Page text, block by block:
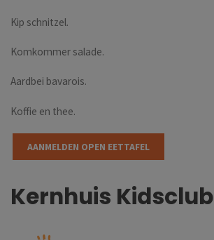
Kip schnitzel.
Komkommer salade.
Aardbei bavarois.
Koffie en thee.
AANMELDEN OPEN EETTAFEL
Kernhuis Kidsclub